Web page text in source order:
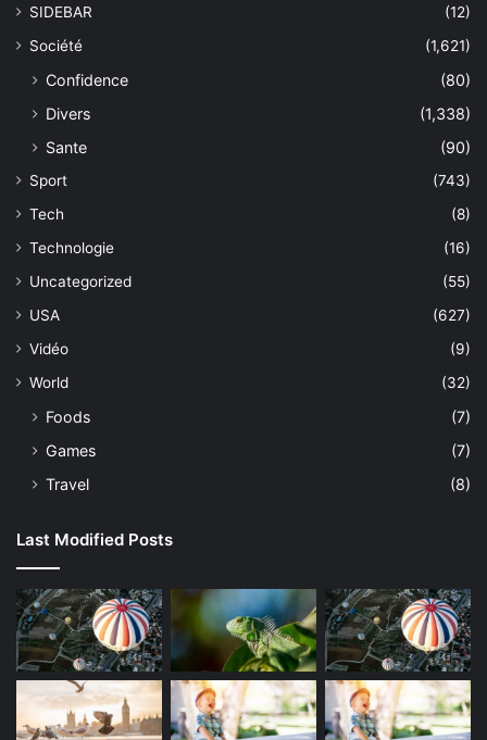
SIDEBAR
(12)
Société
(1,621)
Confidence
(80)
Divers
(1,338)
Sante
(90)
Sport
(743)
Tech
(8)
Technologie
(16)
Uncategorized
(55)
USA
(627)
Vidéo
(9)
World
(32)
Foods
(7)
Games
(7)
Travel
(8)
Last Modified Posts